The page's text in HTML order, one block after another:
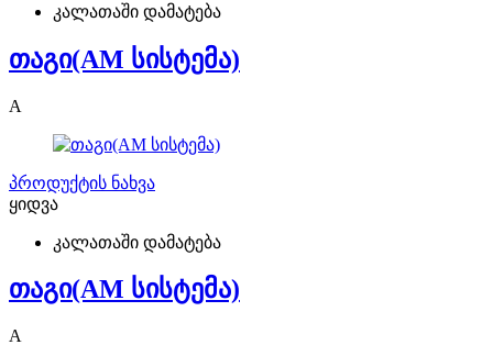
კალათაში დამატება
თაგი(AM სისტემა)
A
პროდუქტის ნახვა
ყიდვა
კალათაში დამატება
თაგი(AM სისტემა)
A